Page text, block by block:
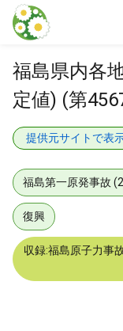
本文に飛ぶ
福島県内各
定値) (第
提供元サイトで表
福島第一原発事故
復興
収録:福島原子力事